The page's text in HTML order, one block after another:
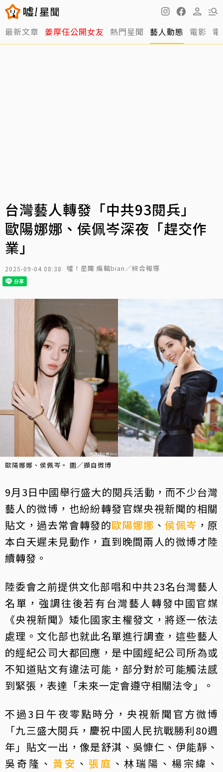
最新文章 姜厚任公開女友 熱門星聞 藝人動態 電影
台灣藝人轉發「中共93閱兵」
歐陽娜娜、侯佩岑深夜「趕交作
業」
2025-09-04 08:38 噓！星聞 編輯bian／綜合報導
歐陽娜娜、侯佩岑。 圖／擷自微博
9月3日中國舉行盛大的閱兵活動，而不少台灣
藝人的微博，也紛紛轉發官媒央視新聞的相關
貼文，過去常會轉發的歐陽娜娜 、侯佩岑 ，原
本白天遲未見動作，直到晚間兩人的微博才陸
續轉發。
陸委會之前提供文化部唱和中共23名台灣藝人
名單，強調往後若有台灣藝人轉發中國官媒
《央視新聞》矮化國家主權發文，將逐一依法
處理。文化部也就此名單進行調查，這些藝人
的經紀公司大都回應，是中國經紀公司所為或
不知道貼文有違法可能，部分對於可能觸法感
到緊張，表達「未來一定會遵守相關法令」。
不過3日午夜零點時分，央視新聞官方微博
「九三盛大閱兵，慶祝中國人民抗戰勝利80週
年」貼文一出，像是舒淇、吳慷仁、伊能靜、
吳奇隆、 黃安 、 張庭 、林瑞陽、楊宗緯、